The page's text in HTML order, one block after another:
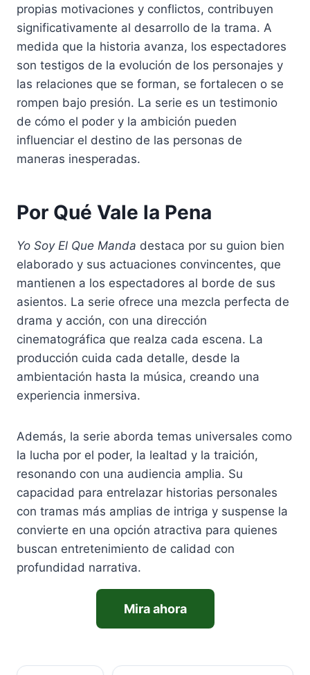
propias motivaciones y conflictos, contribuyen
significativamente al desarrollo de la trama. A
medida que la historia avanza, los espectadores
son testigos de la evolución de los personajes y
las relaciones que se forman, se fortalecen o se
rompen bajo presión. La serie es un testimonio
de cómo el poder y la ambición pueden
influenciar el destino de las personas de
maneras inesperadas.
Por Qué Vale la Pena
Yo Soy El Que Manda destaca por su guion bien
elaborado y sus actuaciones convincentes, que
mantienen a los espectadores al borde de sus
asientos. La serie ofrece una mezcla perfecta de
drama y acción, con una dirección
cinematográfica que realza cada escena. La
producción cuida cada detalle, desde la
ambientación hasta la música, creando una
experiencia inmersiva.
Además, la serie aborda temas universales como
la lucha por el poder, la lealtad y la traición,
resonando con una audiencia amplia. Su
capacidad para entrelazar historias personales
con tramas más amplias de intriga y suspense la
convierte en una opción atractiva para quienes
buscan entretenimiento de calidad con
profundidad narrativa.
Mira ahora
Post